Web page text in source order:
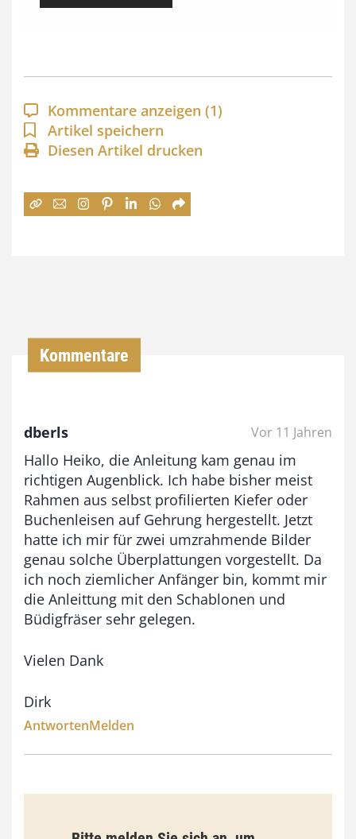
p
a
n
n
:
s
9
3
,
0
0
Kommentare anzeigen (1)
Artikel speichern
Diesen Artikel drucken
Kommentare
dberls Vor 11 Jahren
Hallo Heiko, die Anleitung kam genau im
richtigen Augenblick. Ich habe bisher meist
Rahmen aus selbst profilierten Kiefer oder
Buchenleisen auf Gehrung hergestellt. Jetzt
hatte ich mir für zwei umzrahmende Bilder
genau solche Überplattungen vorgestellt. Da
ich noch ziemlicher Anfänger bin, kommt mir
die Anleittung mit den Schablonen und
Büdigfräser sehr gelegen.
Vielen Dank
Dirk
AntwortenMelden